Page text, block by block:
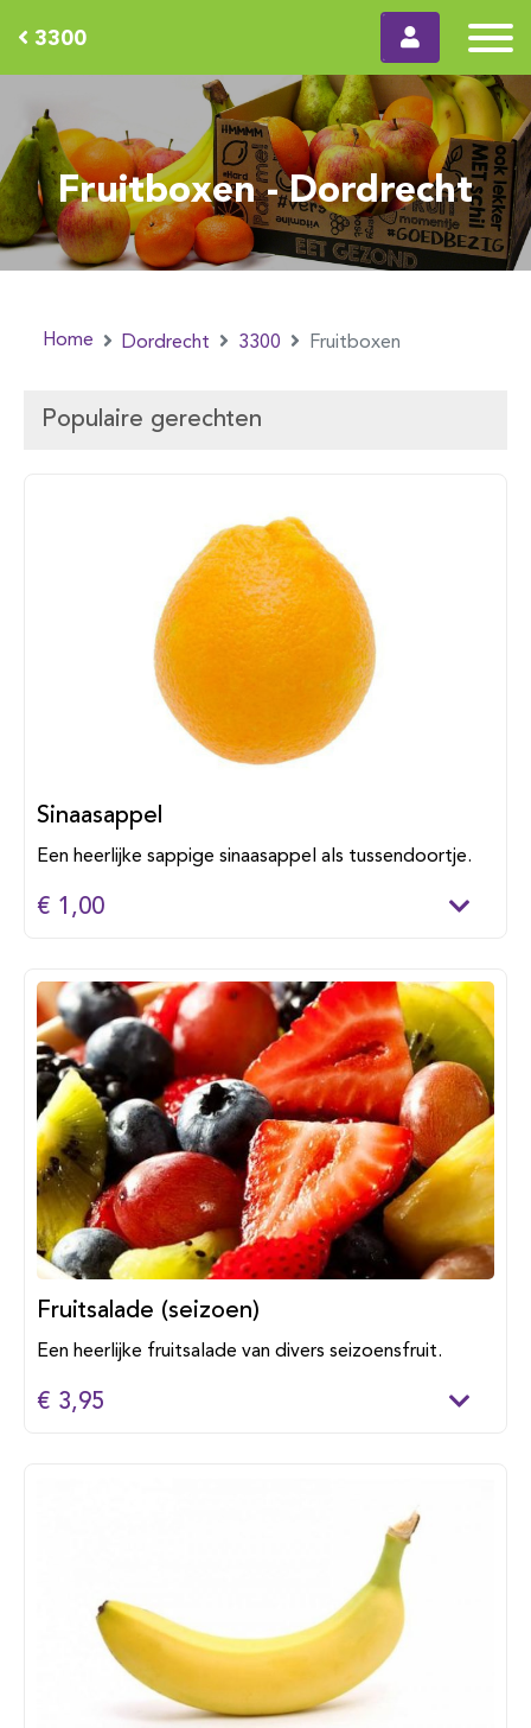
3300
Fruitboxen - Dordrecht
Home Dordrecht 3300 Fruitboxen
Populaire gerechten
Sinaasappel
Een heerlijke sappige sinaasappel als tussendoortje.
€ 1,00
Fruitsalade (seizoen)
Een heerlijke fruitsalade van divers seizoensfruit.
€ 3,95